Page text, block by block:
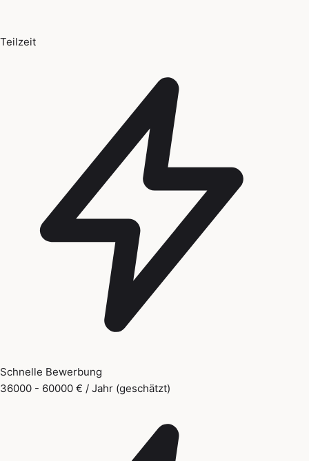
Teilzeit
Schnelle Bewerbung
36000 - 60000 € / Jahr (geschätzt)